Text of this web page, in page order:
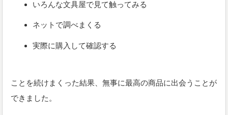
いろんな文具屋で見て触ってみる
ネットで調べまくる
実際に購入して確認する
ことを続けまくった結果、無事に最高の商品に出会うことが
できました。